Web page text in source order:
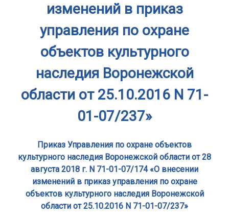
изменений в приказ
управления по охране
объектов культурного
наследия Воронежской
области от 25.10.2016 N 71-
01-07/237»
Приказ Управления по охране объектов
культурного наследия Воронежской области от 28
августа 2018 г. N 71-01-07/174 «О внесении
изменений в приказ управления по охране
объектов культурного наследия Воронежской
области от 25.10.2016 N 71-01-07/237»